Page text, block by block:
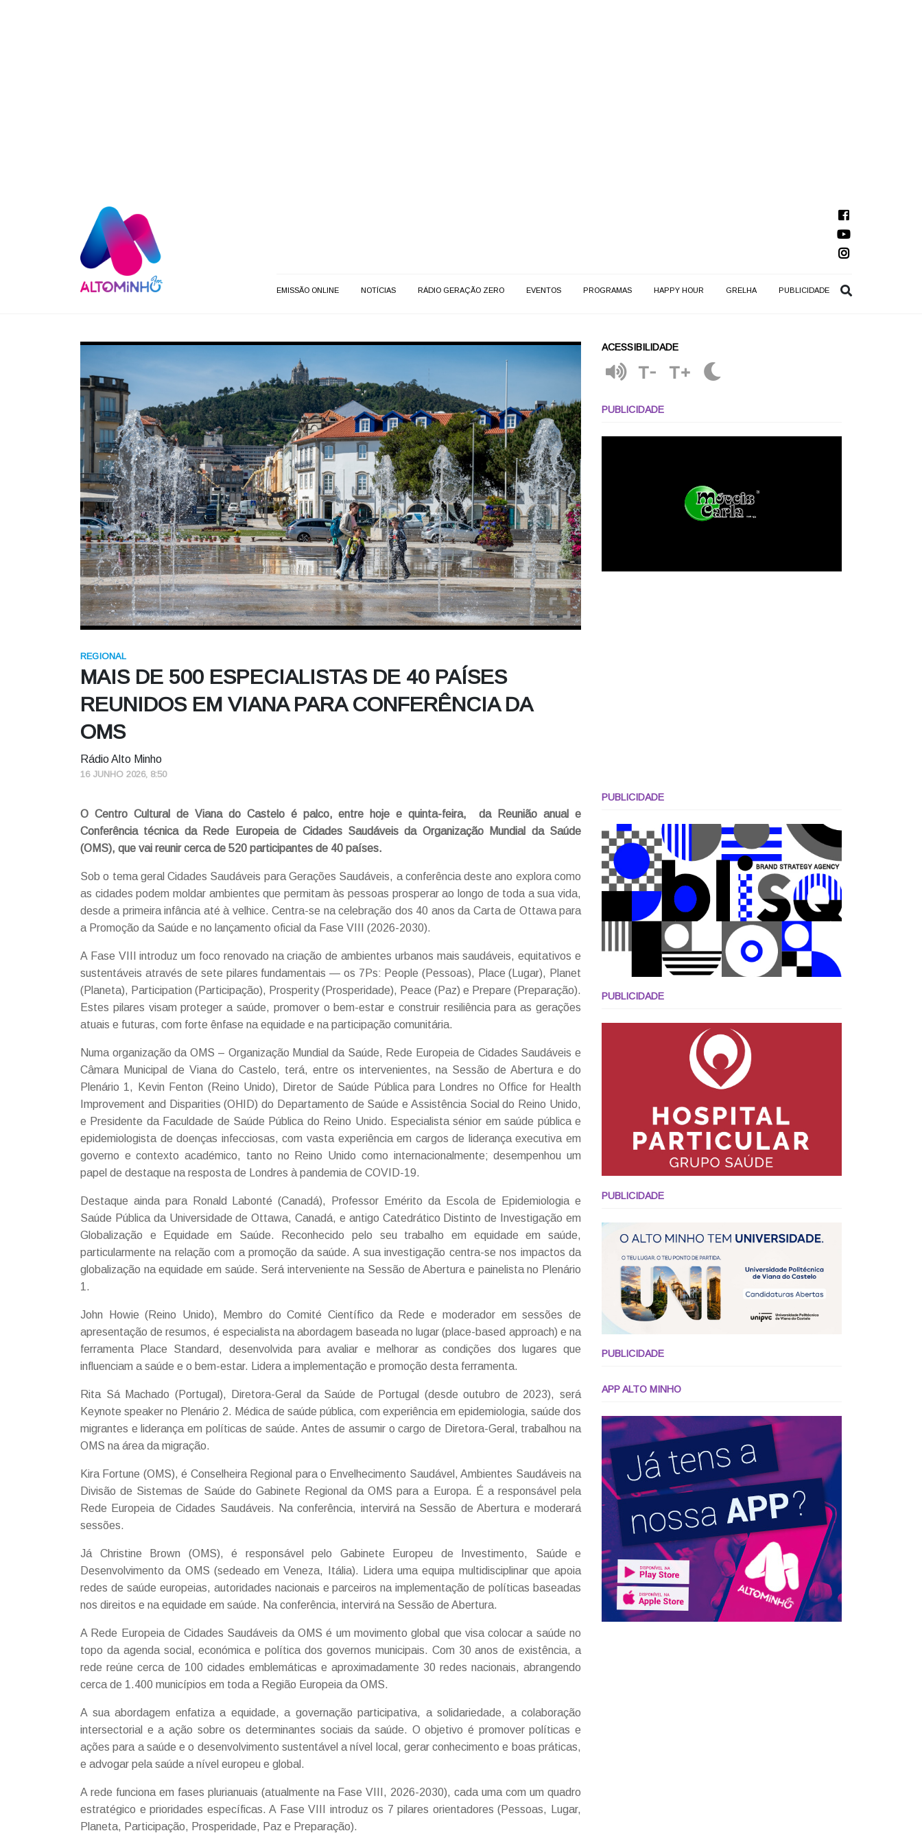
EMISSÃO ONLINE NOTÍCIAS RÁDIO GERAÇÃO ZERO EVENTOS PROGRAMAS HAPPY HOUR GRELHA PUBLICIDADE
REGIONAL
MAIS DE 500 ESPECIALISTAS DE 40 PAÍSES
REUNIDOS EM VIANA PARA CONFERÊNCIA DA
OMS
Rádio Alto Minho
16 JUNHO 2026, 8:50
ACESSIBILIDADE
T- T+
PUBLICIDADE
O Centro Cultural de Viana do Castelo é palco, entre hoje e quinta-feira, da Reunião anual e
Conferência técnica da Rede Europeia de Cidades Saudáveis da Organização Mundial da Saúde
(OMS), que vai reunir cerca de 520 participantes de 40 países.
Sob o tema geral Cidades Saudáveis para Gerações Saudáveis, a conferência deste ano explora como
as cidades podem moldar ambientes que permitam às pessoas prosperar ao longo de toda a sua vida,
desde a primeira infância até à velhice. Centra-se na celebração dos 40 anos da Carta de Ottawa para
a Promoção da Saúde e no lançamento oficial da Fase VIII (2026-2030).
A Fase VIII introduz um foco renovado na criação de ambientes urbanos mais saudáveis, equitativos e
sustentáveis através de sete pilares fundamentais — os 7Ps: People (Pessoas), Place (Lugar), Planet
(Planeta), Participation (Participação), Prosperity (Prosperidade), Peace (Paz) e Prepare (Preparação).
Estes pilares visam proteger a saúde, promover o bem-estar e construir resiliência para as gerações
atuais e futuras, com forte ênfase na equidade e na participação comunitária.
Numa organização da OMS – Organização Mundial da Saúde, Rede Europeia de Cidades Saudáveis e
Câmara Municipal de Viana do Castelo, terá, entre os intervenientes, na Sessão de Abertura e do
Plenário 1, Kevin Fenton (Reino Unido), Diretor de Saúde Pública para Londres no Office for Health
Improvement and Disparities (OHID) do Departamento de Saúde e Assistência Social do Reino Unido,
e Presidente da Faculdade de Saúde Pública do Reino Unido. Especialista sénior em saúde pública e
epidemiologista de doenças infecciosas, com vasta experiência em cargos de liderança executiva em
governo e contexto académico, tanto no Reino Unido como internacionalmente; desempenhou um
papel de destaque na resposta de Londres à pandemia de COVID-19.
Destaque ainda para Ronald Labonté (Canadá), Professor Emérito da Escola de Epidemiologia e
Saúde Pública da Universidade de Ottawa, Canadá, e antigo Catedrático Distinto de Investigação em
Globalização e Equidade em Saúde. Reconhecido pelo seu trabalho em equidade em saúde,
particularmente na relação com a promoção da saúde. A sua investigação centra-se nos impactos da
globalização na equidade em saúde. Será interveniente na Sessão de Abertura e painelista no Plenário
1.
John Howie (Reino Unido), Membro do Comité Científico da Rede e moderador em sessões de
apresentação de resumos, é especialista na abordagem baseada no lugar (place-based approach) e na
ferramenta Place Standard, desenvolvida para avaliar e melhorar as condições dos lugares que
influenciam a saúde e o bem-estar. Lidera a implementação e promoção desta ferramenta.
Rita Sá Machado (Portugal), Diretora-Geral da Saúde de Portugal (desde outubro de 2023), será
Keynote speaker no Plenário 2. Médica de saúde pública, com experiência em epidemiologia, saúde dos
migrantes e liderança em políticas de saúde. Antes de assumir o cargo de Diretora-Geral, trabalhou na
OMS na área da migração.
Kira Fortune (OMS), é Conselheira Regional para o Envelhecimento Saudável, Ambientes Saudáveis na
Divisão de Sistemas de Saúde do Gabinete Regional da OMS para a Europa. É a responsável pela
Rede Europeia de Cidades Saudáveis. Na conferência, intervirá na Sessão de Abertura e moderará
sessões.
Já Christine Brown (OMS), é responsável pelo Gabinete Europeu de Investimento, Saúde e
Desenvolvimento da OMS (sedeado em Veneza, Itália). Lidera uma equipa multidisciplinar que apoia
redes de saúde europeias, autoridades nacionais e parceiros na implementação de políticas baseadas
nos direitos e na equidade em saúde. Na conferência, intervirá na Sessão de Abertura.
A Rede Europeia de Cidades Saudáveis da OMS é um movimento global que visa colocar a saúde no
topo da agenda social, económica e política dos governos municipais. Com 30 anos de existência, a
rede reúne cerca de 100 cidades emblemáticas e aproximadamente 30 redes nacionais, abrangendo
cerca de 1.400 municípios em toda a Região Europeia da OMS.
A sua abordagem enfatiza a equidade, a governação participativa, a solidariedade, a colaboração
intersectorial e a ação sobre os determinantes sociais da saúde. O objetivo é promover políticas e
ações para a saúde e o desenvolvimento sustentável a nível local, gerar conhecimento e boas práticas,
e advogar pela saúde a nível europeu e global.
A rede funciona em fases plurianuais (atualmente na Fase VIII, 2026-2030), cada uma com um quadro
estratégico e prioridades específicas. A Fase VIII introduz os 7 pilares orientadores (Pessoas, Lugar,
Planeta, Participação, Prosperidade, Paz e Preparação).
PUBLICIDADE
PUBLICIDADE
PUBLICIDADE
PUBLICIDADE
APP ALTO MINHO